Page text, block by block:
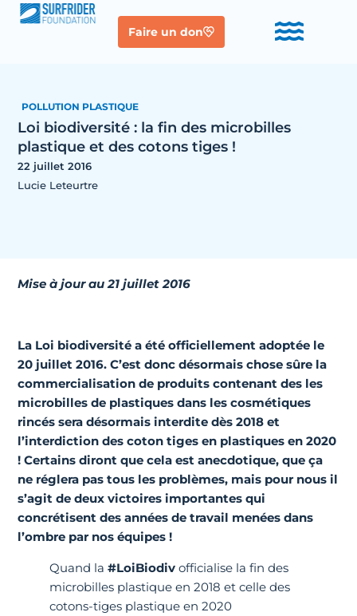
Faire un don
POLLUTION PLASTIQUE
Loi biodiversité : la fin des microbilles
plastique et des cotons tiges !
22 juillet 2016
Lucie Leteurtre
Mise à jour au 21 juillet 2016
La Loi biodiversité a été officiellement adoptée le
20 juillet 2016. C’est donc désormais chose sûre la
commercialisation de produits contenant des les
microbilles de plastiques dans les cosmétiques
rincés sera désormais interdite dès 2018 et
l’interdiction des coton tiges en plastiques en 2020
! Certains diront que cela est anecdotique, que ça
ne réglera pas tous les problèmes, mais pour nous il
s’agit de deux victoires importantes qui
concrétisent des années de travail menées dans
l’ombre par nos équipes !
Quand la#LoiBiodiv officialise la fin des
microbilles plastique en 2018 et celle des
cotons-tiges plastique en 2020